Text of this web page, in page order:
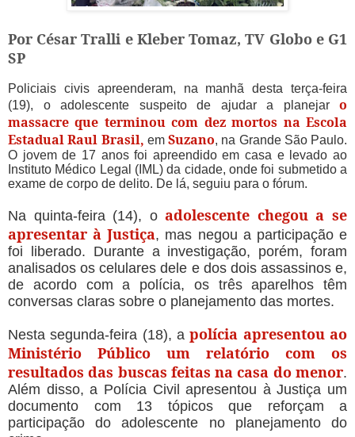
Por César Tralli e Kleber Tomaz, TV Globo e G1
SP
Policiais civis apreenderam, na manhã desta terça-feira
(19), o adolescente suspeito de ajudar a planejar o
massacre que terminou com dez mortos na Escola
Estadual Raul Brasil, em Suzano, na Grande São Paulo.
O jovem de 17 anos foi apreendido em casa e levado ao
Instituto Médico Legal (IML) da cidade, onde foi submetido a
exame de corpo de delito. De lá, seguiu para o fórum.
Na quinta-feira (14), oadolescente chegou a se
apresentar à Justiça, mas negou a participação e
foi liberado. Durante a investigação, porém, foram
analisados os celulares dele e dos dois assassinos e,
de acordo com a polícia, os três aparelhos têm
conversas claras sobre o planejamento das mortes.
Nesta segunda-feira (18), a polícia apresentou ao
Ministério Público um relatório com os
resultados das buscas feitas na casa do menor.
Além disso, a Polícia Civil apresentou à Justiça um
documento com 13 tópicos que reforçam a
participação do adolescente no planejamento do